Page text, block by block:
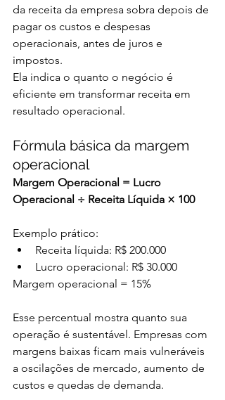
da receita da empresa sobra depois de
pagar os custos e despesas
operacionais, antes de juros e
impostos.
Ela indica o quanto o negócio é
eficiente em transformar receita em
resultado operacional.
Fórmula básica da margem
operacional
Margem Operacional = Lucro
Operacional ÷ Receita Líquida × 100
Exemplo prático:
Receita líquida: R$ 200.000
Lucro operacional: R$ 30.000
Margem operacional = 15%
Esse percentual mostra quanto sua
operação é sustentável. Empresas com
margens baixas ficam mais vulneráveis
a oscilações de mercado, aumento de
custos e quedas de demanda.